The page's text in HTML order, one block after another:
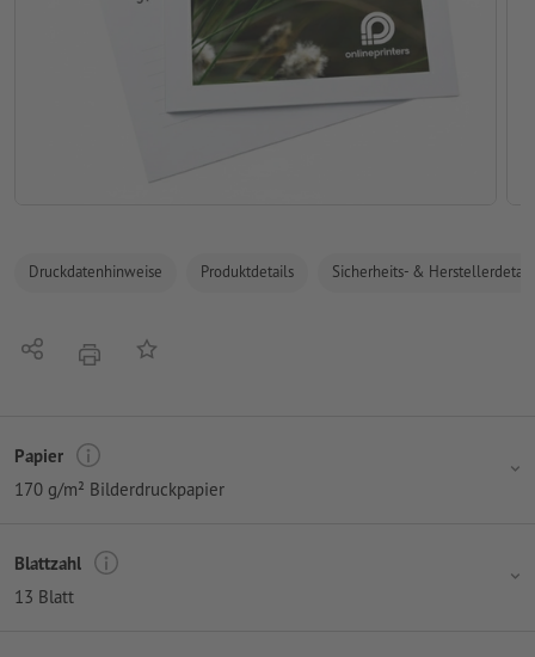
Druckdatenhinweise Produktdetails Sicherheits- &
Teilen DruckenAuf die Merkliste
Papier
170 g/m² Bilderdruckpapier
Blattzahl
13 Blatt